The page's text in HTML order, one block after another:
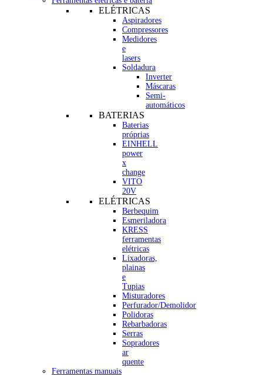
ELÉTRICAS
Aspiradores
Compressores
Medidores
e
lasers
Soldadura
Inverter
Máscaras
Semi-
automáticos
BATERIAS
Baterias
próprias
EINHELL
power
x
change
VITO
20V
ELÉTRICAS
Berbequim
Esmeriladora
KRESS
ferramentas
elétricas
Lixadoras,
plainas
e
Tupias
Misturadores
Perfurador/Demolidor
Polidoras
Rebarbadoras
Serras
Sopradores
ar
quente
Ferramentas manuais